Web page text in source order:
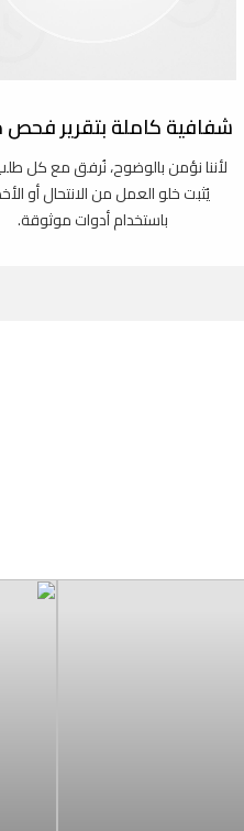
شفافية كاملة بتقرير
لأننا نؤمن بالوضوح، نُرفق مع كل
يُثبت خلو العمل من الانتحال أو
باستخدام أدوات موثوقة.